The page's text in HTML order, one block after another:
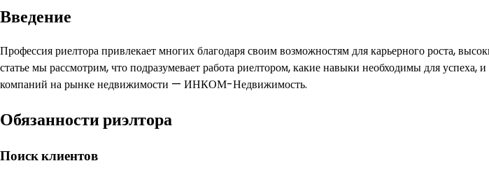
Введение
Профессия риелтора привлекает многих благодаря своим возможностям для карьерного роста,
статье мы рассмотрим, что подразумевает работа риелтором, какие навыки необходимы для
компаний на рынке недвижимости — ИНКОМ-Недвижимость.
Обязанности риэлтора
Поиск клиентов